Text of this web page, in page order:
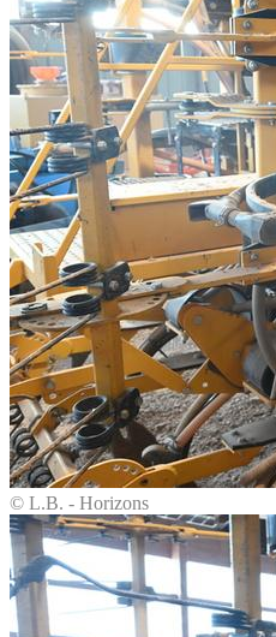
© L.B. - Horizons